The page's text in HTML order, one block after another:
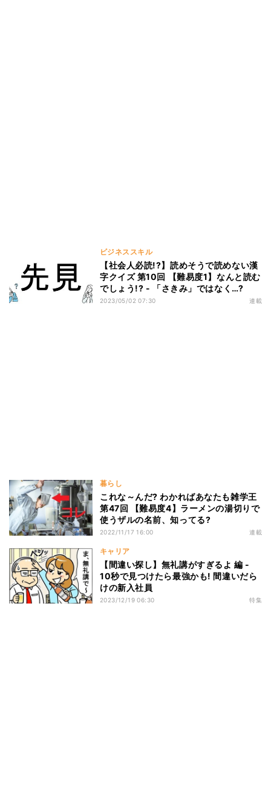
ビジネススキル
【社会人必読!?】読めそうで読めない漢
字クイズ 第10回 【難易度1】なんと読む
でしょう!? - 「さきみ」ではなく…?
2023/05/02 07:30 連載
暮らし
これな～んだ? わかればあなたも雑学王
第47回 【難易度4】ラーメンの湯切りで
使うザルの名前、知ってる?
2022/11/17 16:00 連載
キャリア
【間違い探し】無礼講がすぎるよ 編 -
10秒で見つけたら最強かも! 間違いだら
けの新入社員
2023/12/19 06:30 特集